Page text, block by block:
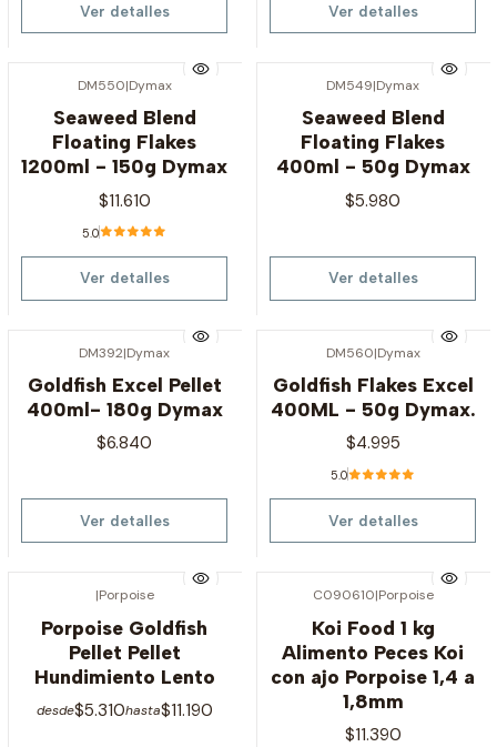
Ver detalles Ver detalles
DM550|Dymax
Seaweed Blend
Floating Flakes
1200ml - 150g Dymax
$11.610
5.0
Ver detalles
DM549|Dymax
Seaweed Blend
Floating Flakes
400ml - 50g Dymax
$5.980
Ver detalles
DM392|Dymax
Goldfish Excel Pellet
400ml- 180g Dymax
$6.840
Ver detalles
DM560|Dymax
Goldfish Flakes Excel
400ML - 50g Dymax.
$4.995
5.0
Ver detalles
|Porpoise
Porpoise Goldfish
Pellet Pellet
Hundimiento Lento
desde$5.310hasta$11.190
C090610|Porpoise
Koi Food 1 kg
Alimento Peces Koi
con ajo Porpoise 1,4 a
1,8mm
$11.390